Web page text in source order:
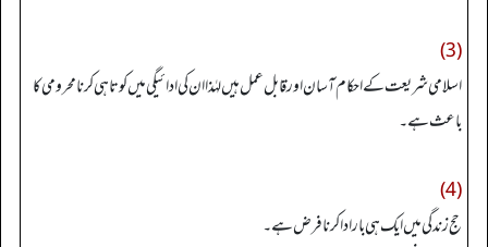
(3)
اسلامی شریعت کے احکام آسان اور قابل عمل ہیں لہٰذا ان کی ادائیگی میں کوتاہی کرنا محرومی کا
باعث ہے۔
(4)
حج زندگی میں ایک ہی بار ادا کرنا فرض ہے۔